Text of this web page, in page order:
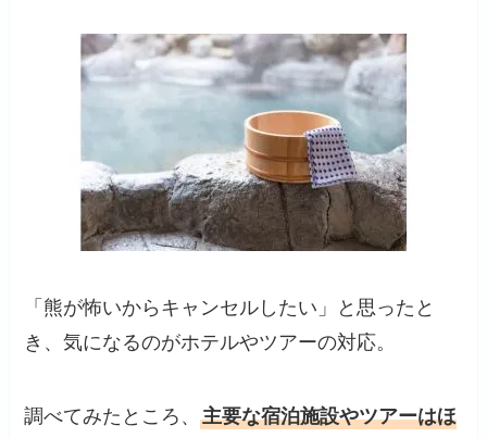
「熊が怖いからキャンセルしたい」と思ったと
き、気になるのがホテルやツアーの対応。
調べてみたところ、主要な宿泊施設やツアーはほ